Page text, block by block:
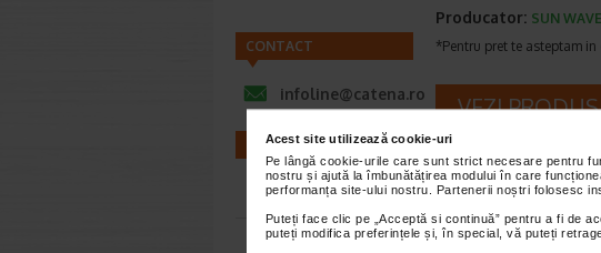
Acest site utilizează cookie-uri
Pe lângă cookie-urile care sunt strict necesare pentru
nostru și ajută la îmbunătățirea modului în care
performanța site-ului nostru. Partenerii noștri folosesc
Puteți face clic pe „Acceptă si continuă” pentru a fi de
puteți modifica preferințele și, în special, vă puteți
Producator: SUN
*Pentru pret te asteptam
VEZI
CONTACT
infoline@catena.ro
FARMACII
Farmacii NON-STOP
Farmacii FIV